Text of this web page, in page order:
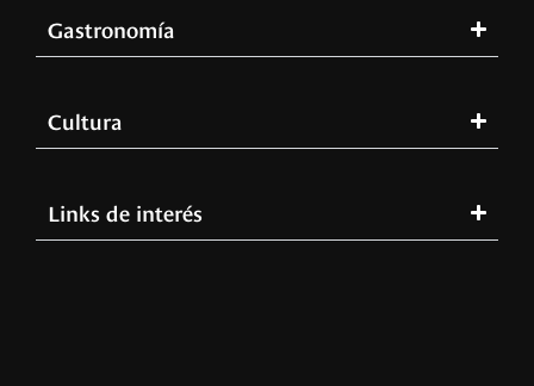
Gastronomía
Cultura
Links de interés